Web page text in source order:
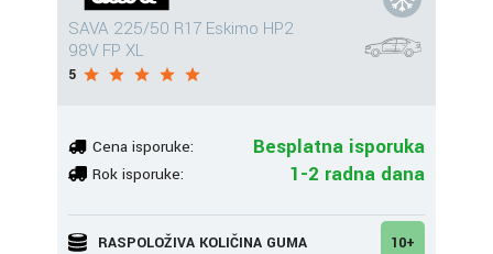
SAVA 225/50 R17 Eskimo HP2
98V FP XL
5
Cena isporuke: Besplatna isporuka
Rok isporuke: 1-2 radna dana
RASPOLOŽIVA KOLIČINA GUMA 10+